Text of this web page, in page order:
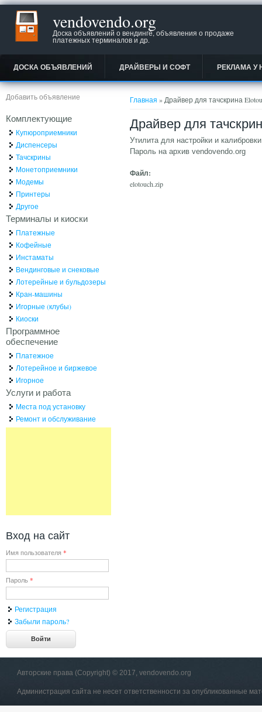
vendovendo.org
Доска объявлений о вендинге, объявления о продаже
платежных терминалов и др.
ДОСКА ОБЪЯВЛЕНИЙ ДРАЙВЕРЫ И СОФТ РЕКЛАМА У
Вы здесь
Главная » Драйвер для тачскрина
Драйвер для
Утилита для настройки и
Пароль на архив vendovendo.org
Файл:
elotouch.zip
Добавить объявление
Комплектующие
Купюроприемники
Диспенсеры
Тачскрины
Монетоприемники
Модемы
Принтеры
Другое
Терминалы и киоски
Платежные
Кофейные
Инстаматы
Вендинговые и снековые
Лотерейные и бульдозеры
Кран-машины
Игорные (клубы)
Киоски
Программное
обеспечение
Платежное
Лотерейное и биржевое
Игорное
Услуги и работа
Места под установку
Ремонт и обслуживание
Вход на сайт
Имя пользователя *
Пароль *
Регистрация
Забыли пароль?
Авторские права (Copyright) © 2017, vendovendo.org
Администрация сайта не несет ответственности за опубликованные